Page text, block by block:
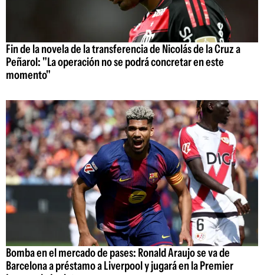
Fin de la novela de la transferencia de Nicolás de la Cruz a
Peñarol: "La operación no se podrá concretar en este
momento"
Bomba en el mercado de pases: Ronald Araujo se va de
Barcelona a préstamo a Liverpool y jugará en la Premier